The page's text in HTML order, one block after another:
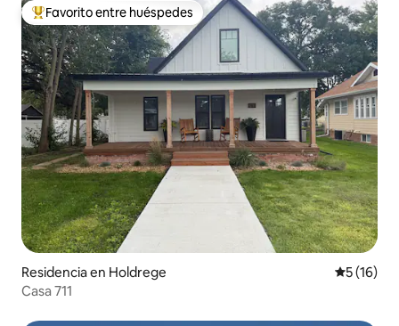
De los mejores en Favorito entre huéspedes
Favorito entre huéspedes
Residencia en Holdrege
5 (16)
Casa 711